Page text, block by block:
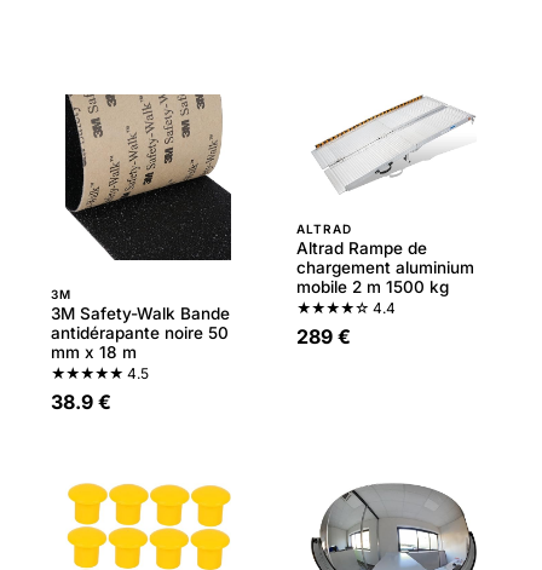
3M
3M Safety-Walk Bande
antidérapante noire 50
mm x 18 m
★★★★★ 4.5
38.9 €
ALTRAD
Altrad Rampe de
chargement aluminium
mobile 2 m 1500 kg
★★★★☆ 4.4
289 €